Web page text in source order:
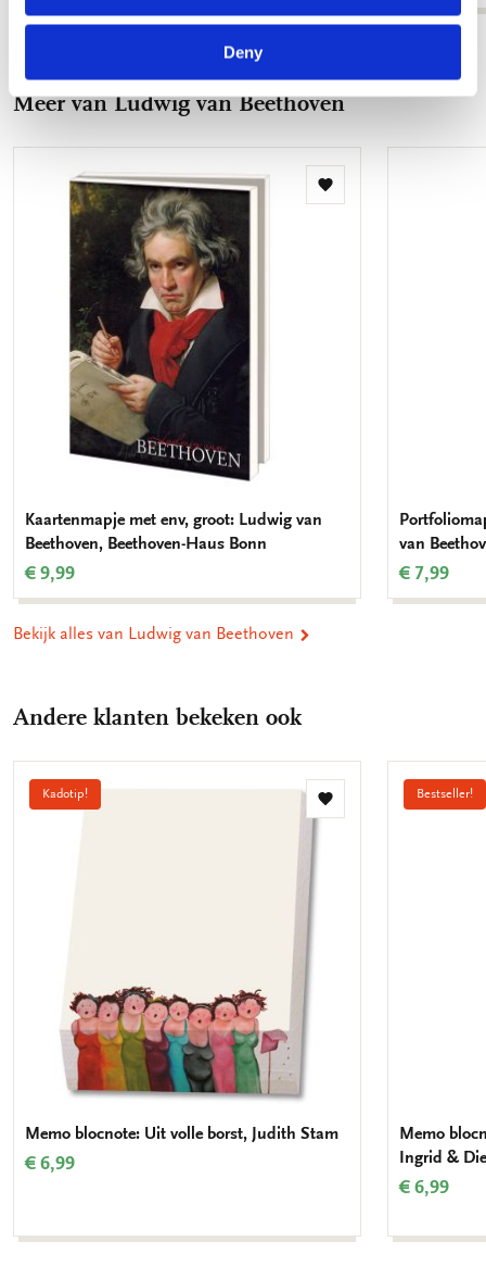
Deny
Bekijk alles van Beethoven-Haus Bonn
Meer van Ludwig van Beethoven
Toevoegen
Kaartenmapje met env, groot: Ludwig van
Beethoven, Beethoven-Haus Bonn
€ 9,99
van
€ 7,99
Bekijk alles van Ludwig van Beethoven
Andere klanten bekeken ook
Kadotip!
Toevoegen
Memo blocnote: Uit volle borst, Judith Stam
€ 6,99
Bestseller!
Memo
Ingrid &
€ 6,99